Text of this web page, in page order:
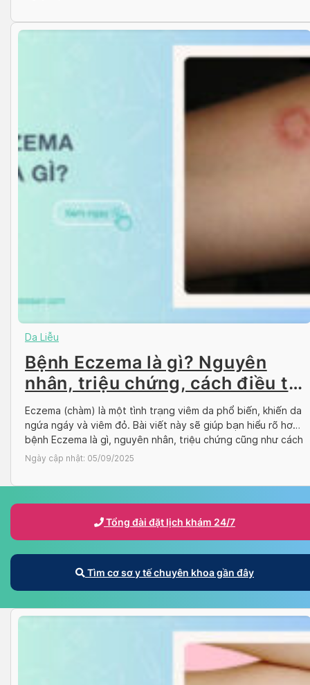
Da Liễu
Bệnh Eczema là gì? Nguyên
nhân, triệu chứng, cách điều trị
chàm
Eczema (chàm) là một tình trạng viêm da phổ biến, khiến da
ngứa ngáy và viêm đỏ. Bài viết này sẽ giúp bạn hiểu rõ hơn
bệnh Eczema là gì, nguyên nhân, triệu chứng cũng như cách
điều trị hiệu quả. Giới thiệu về Eczema (chàm) Bệnh chàm là
Ngày cập nhật: 05/09/2025
Tổng đài đặt lịch khám 24/7
Tìm cơ sơ y tế chuyên khoa gần đây